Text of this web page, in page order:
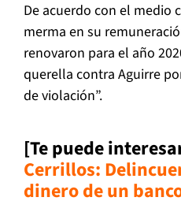
De acuerdo con el medio
merma en su
renovaron para el año
querella contra Aguirre
de violación”.
[Te puede
Cerrillos:
dinero de un